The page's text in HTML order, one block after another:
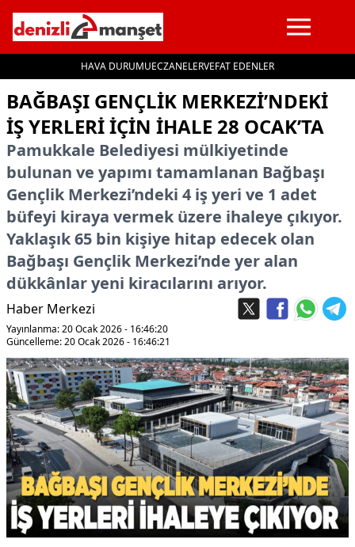
HAVA DURUMUECZANELERVEFAT EDENLER
İçeriğe geç
BAĞBAŞI GENÇLİK MERKEZİ’NDEKİ
İŞ YERLERİ İÇİN İHALE 28 OCAK’TA
Pamukkale Belediyesi mülkiyetinde
bulunan ve yapımı tamamlanan Bağbaşı
Gençlik Merkezi’ndeki 4 iş yeri ve 1 adet
büfeyi kiraya vermek üzere ihaleye çıkıyor.
Yaklaşık 65 bin kişiye hitap edecek olan
Bağbaşı Gençlik Merkezi’nde yer alan
dükkânlar yeni kiracılarını arıyor.
Haber Merkezi
Yayınlanma: 20 Ocak 2026 - 16:46:20
Güncelleme: 20 Ocak 2026 - 16:46:21